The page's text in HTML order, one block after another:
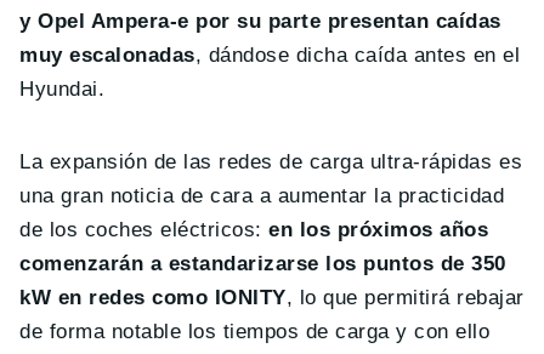
y Opel Ampera-e por su parte presentan caídas
muy escalonadas, dándose dicha caída antes en el
Hyundai.
La expansión de las redes de carga ultra-rápidas es
una gran noticia de cara a aumentar la practicidad
de los coches eléctricos:en los próximos años
comenzarán a estandarizarse los puntos de 350
kW en redes como IONITY, lo que permitirá rebajar
de forma notable los tiempos de carga y con ello